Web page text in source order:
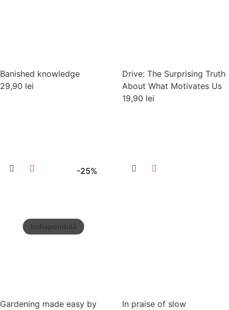
Banished knowledge
29,90 lei
Drive: The Surprising Truth
About What Motivates Us
19,90 lei
-25%
Gardening made easy by
In praise of slow